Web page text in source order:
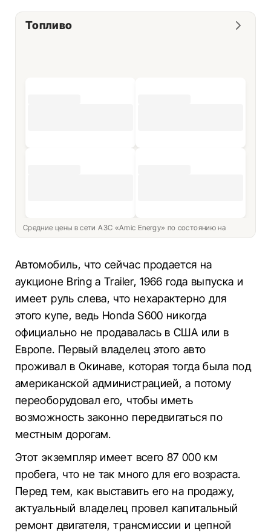
Топливо
Средние цены в сети АЗС «Amic Energy» по состоянию на
Автомобиль, что сейчас продается на
аукционе Bring a Trailer, 1966 года выпуска и
имеет руль слева, что нехарактерно для
этого купе, ведь Honda S600 никогда
официально не продавалась в США или в
Европе. Первый владелец этого авто
проживал в Окинаве, которая тогда была под
американской администрацией, а потому
переоборудовал его, чтобы иметь
возможность законно передвигаться по
местным дорогам.
Этот экземпляр имеет всего 87 000 км
пробега, что не так много для его возраста.
Перед тем, как выставить его на продажу,
актуальный владелец провел капитальный
ремонт двигателя, трансмиссии и цепной